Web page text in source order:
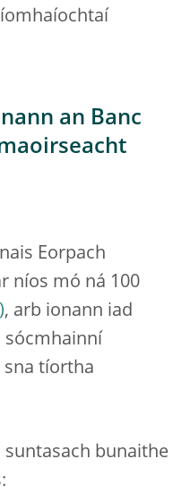
an Banc
Eorpach
níos mó ná 100
, arb ionann iad
sócmhainní
sna tíortha
bunaithe